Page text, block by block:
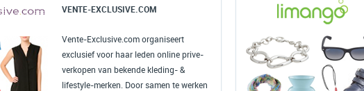
VENTE-EXCLUSIVE.COM
Vente-Exclusive.com organiseert
exclusief voor haar leden online prive-
verkopen van bekende kleding- &
lifestyle-merken. Door samen te werken